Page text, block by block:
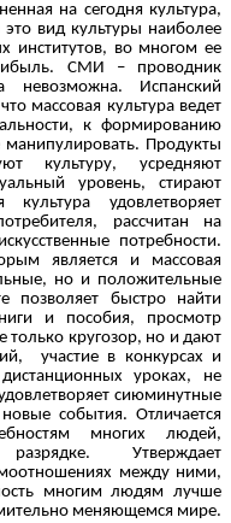
на сегодня культура,
вид культуры наиболее
институтов, во многом ее
СМИ – проводник
невозможна. Испанский
массовая культура ведет
к формированию
манипулировать. Продукты
культуру, усредняют
уровень, стирают
культура удовлетворяет
рассчитан на
потребности.
является и массовая
но и положительные
позволяет быстро найти
и пособия, просмотр
только кругозор, но и дают
участие в конкурсах и
уроках, не
сиюминутные
события. Отличается
многих людей,
разрядке. Утверждает
между ними,
многим людям лучше
меняющемся мире.